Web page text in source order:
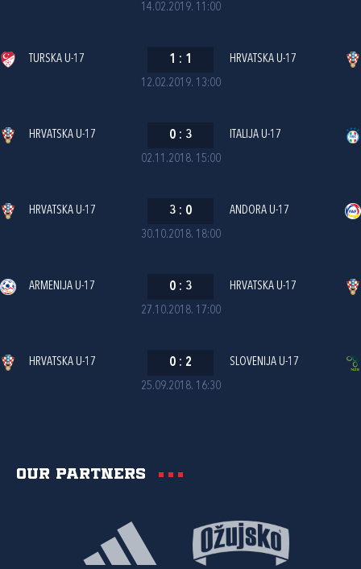
14.02.2019. 11:00
12.02.2019. 13:00
TURSKA U-17 1 : 1 HRVATSKA U-17
02.11.2018. 15:00
HRVATSKA U-17 0 : 3 ITALIJA U-17
30.10.2018. 18:00
HRVATSKA U-17 3 : 0 ANDORA U-17
27.10.2018. 17:00
ARMENIJA U-17 0 : 3 HRVATSKA U-17
25.09.2018. 16:30
HRVATSKA U-17 0 : 2 SLOVENIJA U-17
Our partners